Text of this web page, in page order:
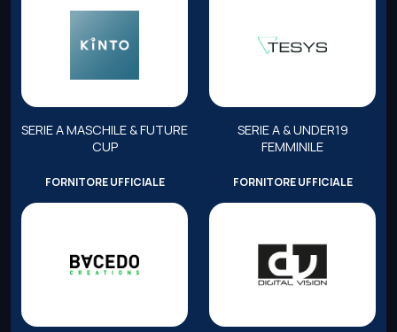
SERIE A MASCHILE & FUTURE
CUP
SERIE A & UNDER19
FEMMINILE
FORNITORE UFFICIALE FORNITORE UFFICIALE